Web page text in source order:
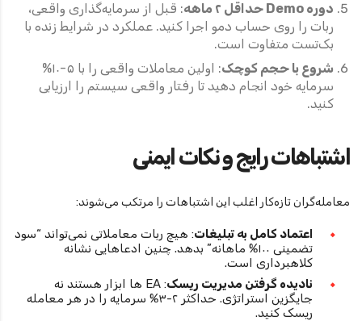
دوره Demo حداقل ۲ ماهه
: قبل از سرمایه‌گذاری واقعی،
ربات را روی حساب دمو اجرا کنید. عملکرد در شرایط زنده با
بک‌تست متفاوت است.
شروع با حجم کوچک
: اولین معاملات واقعی را با ۵-۱۰%
سرمایه خود انجام دهید تا رفتار واقعی سیستم را ارزیابی
کنید.
اشتباهات رایج و نکات ایمنی
معامله‌گران تازه‌کار اغلب این اشتباهات را مرتکب می‌شوند:
اعتماد کامل به تبلیغات: هیچ ربات معاملاتی نمی‌تواند “سود
تضمینی ۱۰۰% ماهانه” بدهد. چنین ادعاهایی نشانه
کلاهبرداری است.
نادیده گرفتن مدیریت ریسک
: EA ها ابزار هستند نه
جایگزین استراتژی. حداکثر ۲-۳% سرمایه را در هر معامله
ریسک کنید.